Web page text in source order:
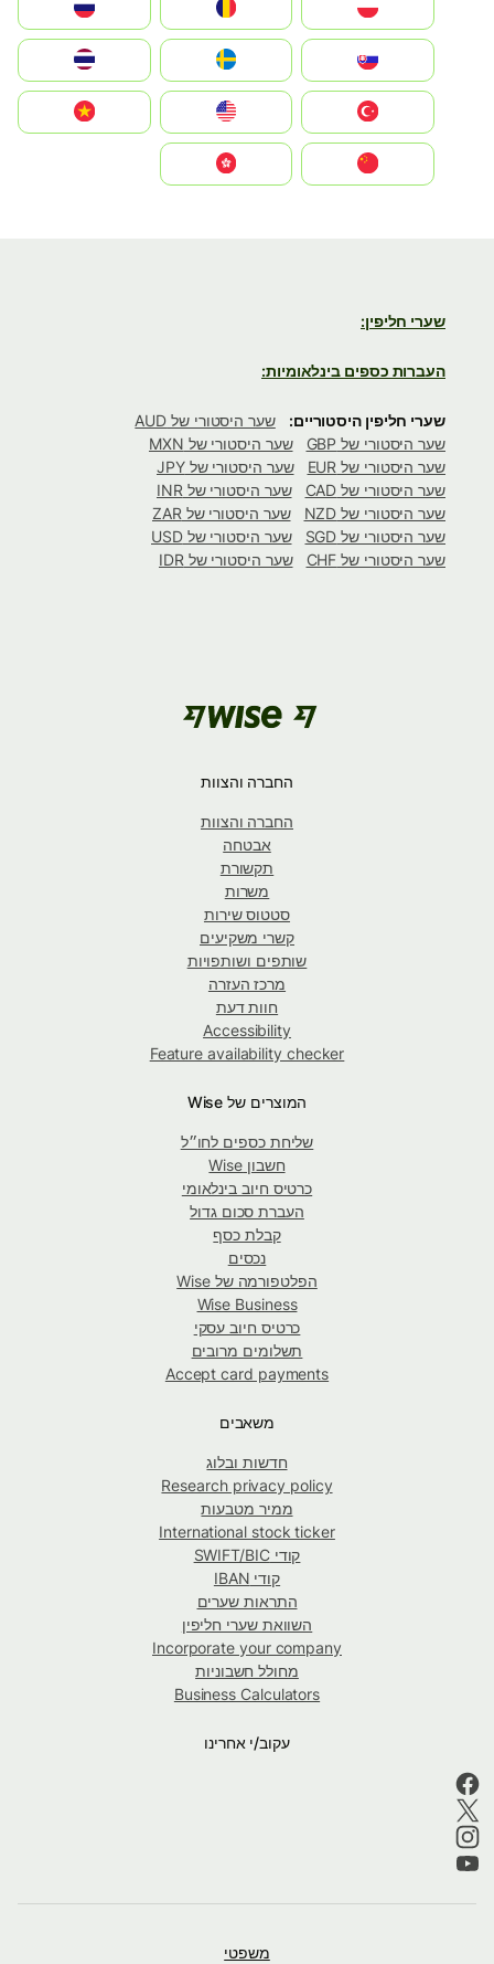
România
Slovensko
United States
Vietnam
שערי חליפין:
העברות כספים בינלאומיות:
שערי חליפין היסטוריים:
שער היסטורי של AUD
שער היסטורי של GBP
שער היסטורי של MXN
שער היסטורי של EUR
שער היסטורי של JPY
שער היסטורי של CAD
שער היסטורי של INR
שער היסטורי של NZD
שער היסטורי של ZAR
שער היסטורי של SGD
שער היסטורי של USD
שער היסטורי של CHF
שער היסטורי של IDR
החברה והצוות
החברה והצוות
אבטחה
תקשורת
משרות
סטטוס שירות
קשרי משקיעים
שותפים ושותפויות
מרכז העזרה
חוות דעת
Accessibility
Feature availability checker
המוצרים של Wise
שליחת כספים לחו״ל
חשבון Wise
כרטיס חיוב בינלאומי
העברת סכום גדול
קבלת כסף
נכסים
הפלטפורמה של Wise
Wise Business
כרטיס חיוב עסקי
תשלומים מרובים
Accept card payments
משאבים
חדשות ובלוג
Research privacy policy
ממיר מטבעות
International stock ticker
קודי SWIFT/BIC
קודי IBAN
התראות שערים
השוואת שערי חליפין
Incorporate your company
מחולל חשבוניות
Business Calculators
עקוב/י אחרינו
משפטי